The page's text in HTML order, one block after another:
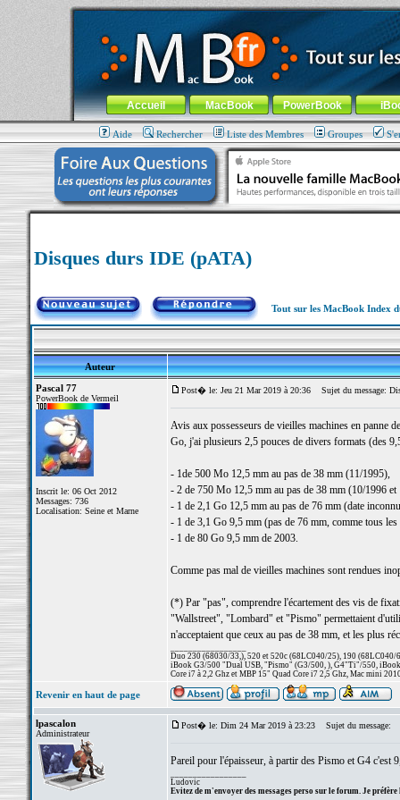
MacBook-fr.com : 100% Apple... 100% nomade !
Aller au contenu-Aller au menu général-Aller au menu de
Menu général
Accueil MacBook PowerBook
Aide Rechercher Liste des Membres Groupes
Disques durs IDE (pATA)
Tout sur les MacBook Index
Auteur
Pascal 77
PowerBook de Vermeil
Inscrit le: 06 Oct 2012
Messages: 736
Localisation: Seine et Marne
Post� le: Jeu 21 Mar 2019 à 20:36 Sujet du message:
Avis aux possesseurs de vieilles machines en panne
Go, j'ai plusieurs 2,5 pouces de divers formats (des
- 1de 500 Mo 12,5 mm au pas de 38 mm (11/1995),
- 2 de 750 Mo 12,5 mm au pas de 38 mm (10/1996 et
- 1 de 2,1 Go 12,5 mm au pas de 76 mm (date
- 1 de 3,1 Go 9,5 mm (pas de 76 mm, comme tous
- 1 de 80 Go 9,5 mm de 2003.
Comme pas mal de vieilles machines sont rendues
(*) Par "pas", comprendre l'écartement des vis de
"Wallstreet", "Lombard" et "Pismo" permettaient
n'acceptaient que ceux au pas de 38 mm, et les plus
Duo 230 (68030/33,), 520 et 520c (68LC040/25), 190 (68LC040/
iBook G3/500 "Dual USB, "Pismo" (G3/500, ), G4"Ti"/550,
Core i7 à 2,2 Ghz et MBP 15" Quad Core i7 2,5 Ghz, Mac mini
Revenir en haut de page
lpascalon
Administrateur
Post� le: Dim 24 Mar 2019 à 23:23 Sujet du message:
Pareil pour l'épaisseur, à partir des Pismo et G4 c'est
Ludovic
Evitez de m'envoyer des messages perso sur le forum. Je préfère